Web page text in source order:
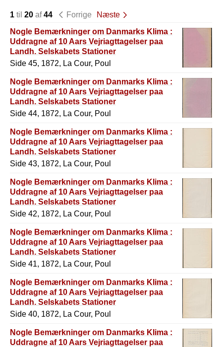
1 til 20 af44 Forrige
Næste
Nogle Bemærkninger om Danmarks Klima :
Uddragne af 10 Aars Vejriagttagelser paa
Landh. Selskabets Stationer
Side 45, 1872, La Cour, Poul
Nogle Bemærkninger om Danmarks Klima :
Uddragne af 10 Aars Vejriagttagelser paa
Landh. Selskabets Stationer
Side 44, 1872, La Cour, Poul
Nogle Bemærkninger om Danmarks Klima :
Uddragne af 10 Aars Vejriagttagelser paa
Landh. Selskabets Stationer
Side 43, 1872, La Cour, Poul
Nogle Bemærkninger om Danmarks Klima :
Uddragne af 10 Aars Vejriagttagelser paa
Landh. Selskabets Stationer
Side 42, 1872, La Cour, Poul
Nogle Bemærkninger om Danmarks Klima :
Uddragne af 10 Aars Vejriagttagelser paa
Landh. Selskabets Stationer
Side 41, 1872, La Cour, Poul
Nogle Bemærkninger om Danmarks Klima :
Uddragne af 10 Aars Vejriagttagelser paa
Landh. Selskabets Stationer
Side 40, 1872, La Cour, Poul
Nogle Bemærkninger om Danmarks Klima :
Uddragne af 10 Aars Vejriagttagelser paa